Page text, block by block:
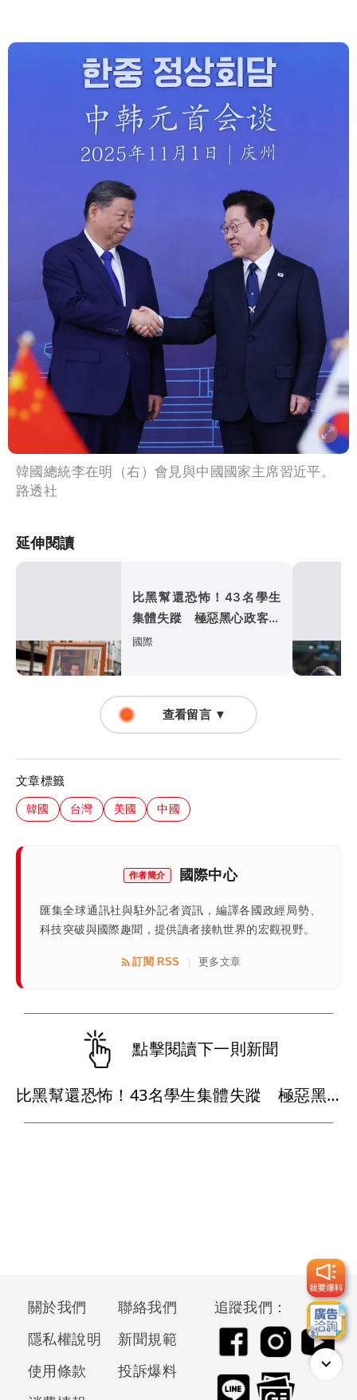
韓國總統李在明（右）會見與中國國家主席習近平。
路透社
延伸閱讀
比黑幫還恐怖！43名學生
集體失蹤 極惡黑心政客恐
涉「器官」買賣
國際
查看留言 ▼
文章標籤
韓國 台灣 美國 中國
作者簡介 國際中心
匯集全球通訊社與駐外記者資訊，編譯各國政經局勢、
科技突破與國際趣聞，提供讀者接軌世界的宏觀視野。
訂閱 RSS | 更多文章
點擊閱讀下一則新聞
比黑幫還恐怖！43名學生集體失蹤 極惡黑心政客恐涉「器官」買賣
關於我們
聯絡我們
隱私權說明
新聞規範
使用條款
投訴爆料
追蹤我們：